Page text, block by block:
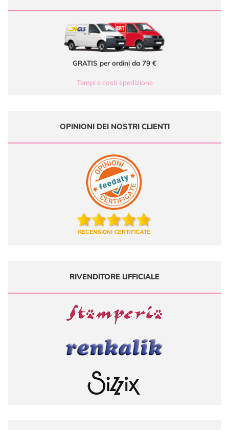
GRATIS per ordini da 79 €
Tempi e costi spedizione
OPINIONI DEI NOSTRI CLIENTI
RIVENDITORE UFFICIALE